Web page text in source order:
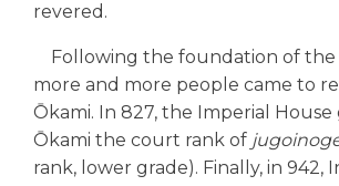
revered.
Following the foundation of the
more and more people came to
Ōkami. In 827, the Imperial
Ōkami the court rank of
rank, lower grade). Finally, in 942,